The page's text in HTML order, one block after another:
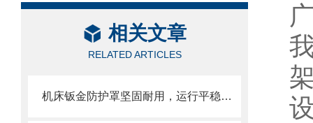
相关文章
RELATED ARTICLES
机床钣金防护罩坚固耐用，运行平稳，噪音小